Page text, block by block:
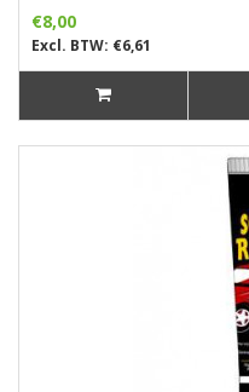
€8,00
Excl. BTW: €6,61